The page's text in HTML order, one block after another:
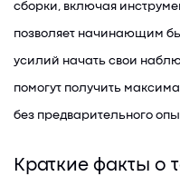
сборки, включая
позволяет начинающим
усилий начать свои
помогут получить
без предварительного
Краткие факты о